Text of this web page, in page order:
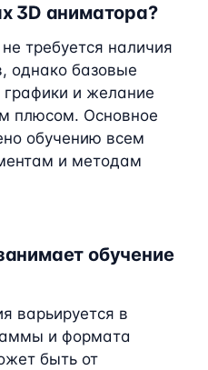
3D аниматора?
требуется наличия
однако базовые
и желание
плюсом. Основное
обучению всем
и методам
обучение
варьируется в
и формата
быть от